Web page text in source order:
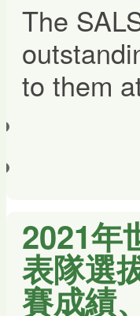
The
to them
2021年
表隊選
賽成績